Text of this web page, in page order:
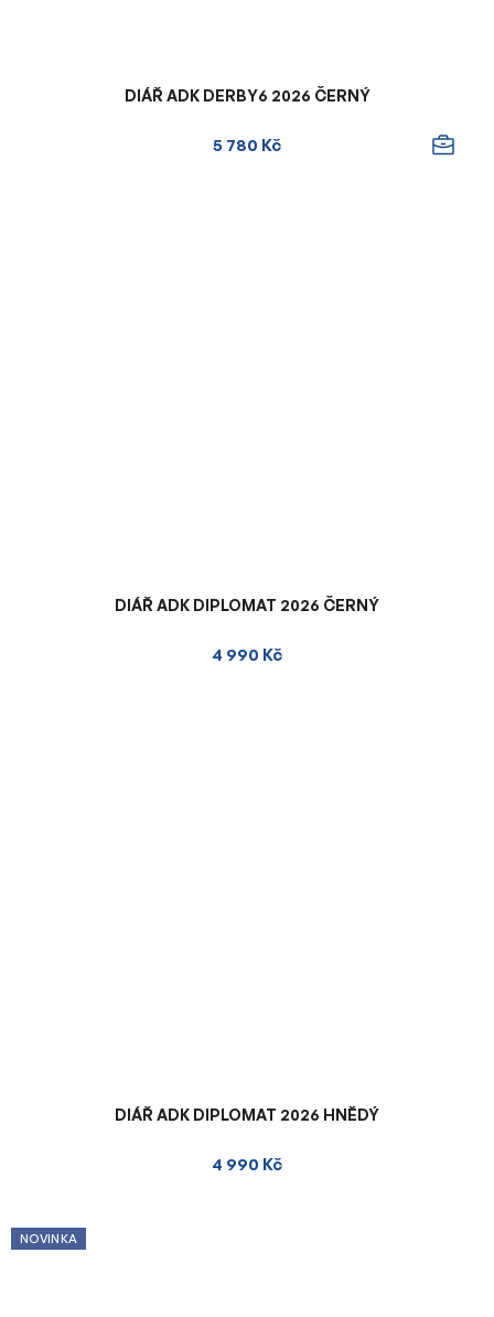
DIÁŘ ADK DERBY6 2026 ČERNÝ
5 780 Kč
DIÁŘ ADK DIPLOMAT 2026 ČERNÝ
4 990 Kč
DIÁŘ ADK DIPLOMAT 2026 HNĚDÝ
4 990 Kč
NOVINKA